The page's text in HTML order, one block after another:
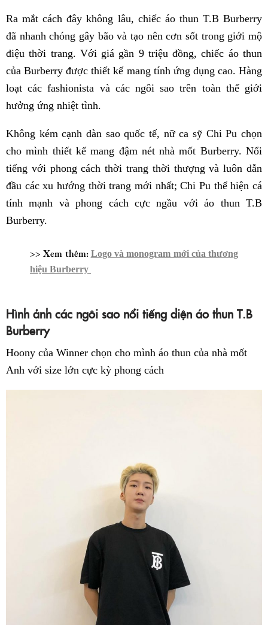
Ra mắt cách đây không lâu, chiếc áo thun T.B Burberry
đã nhanh chóng gây bão và tạo nên cơn sốt trong giới mộ
điệu thời trang. Với giá gần 9 triệu đồng, chiếc áo thun
của Burberry được thiết kế mang tính ứng dụng cao. Hàng
loạt các fashionista và các ngôi sao trên toàn thế giới
hưởng ứng nhiệt tình.
Không kém cạnh dàn sao quốc tế, nữ ca sỹ Chi Pu chọn
cho mình thiết kế mang đậm nét nhà mốt Burberry. Nổi
tiếng với phong cách thời trang thời thượng và luôn dẫn
đầu các xu hướng thời trang mới nhất; Chi Pu thể hiện cá
tính mạnh và phong cách cực ngầu với áo thun T.B
Burberry.
>> Xem thêm: Logo và monogram mới của thương
hiệu Burberry
Hình ảnh các ngôi sao nổi tiếng diện áo thun T.B
Burberry
Hoony của Winner chọn cho mình áo thun của nhà mốt
Anh với size lớn cực kỳ phong cách